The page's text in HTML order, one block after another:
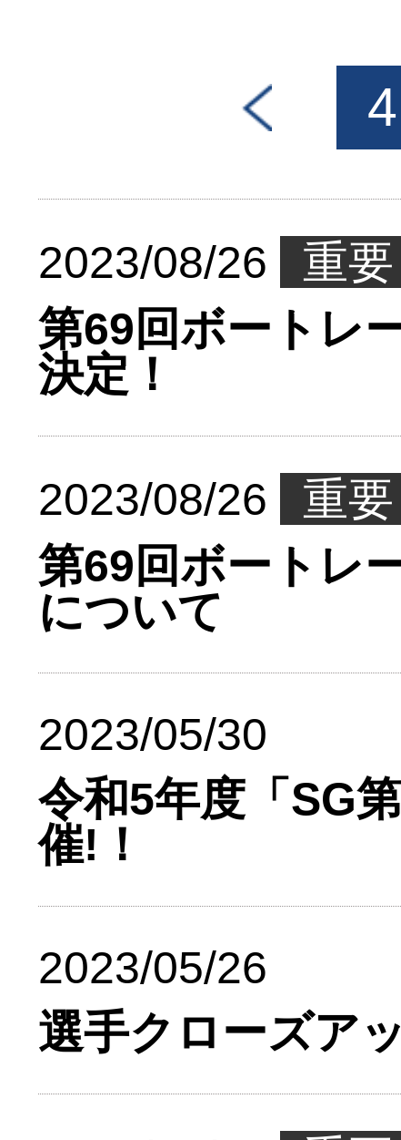
< 4
2023/08/26
重要
第69回ボートレ
決定！
2023/08/26
重要
第69回ボートレ
について
2023/05/30
令和5年度「SG
催!！
2023/05/26
選手クローズア